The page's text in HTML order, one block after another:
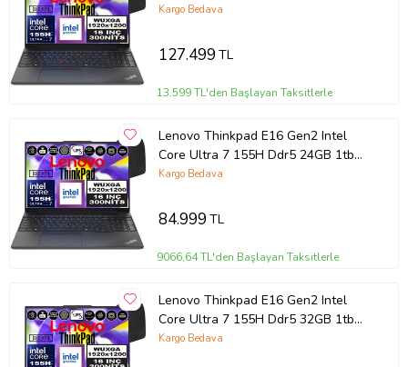
SSD Intel® Aı Boost 16" Wuxga IPS
Bilgisayar 21MA002UTXH08 + Zetta
Kargo Bedava
127.499TL
13.599 TL'den Başlayan Taksitlerle
Lenovo Thinkpad E16 Gen2 Intel
Core Ultra 7 155H Ddr5 24GB 1tb
SSD Intel® Aı Boost 16" Wuxga IPS
Bilgisayar 21MA002UTXH06 + Zetta
Kargo Bedava
84.999TL
9066,64 TL'den Başlayan Taksitlerle
Lenovo Thinkpad E16 Gen2 Intel
Core Ultra 7 155H Ddr5 32GB 1tb
SSD Intel® Aı Boost 16" Wuxga IPS
Kargo Bedava